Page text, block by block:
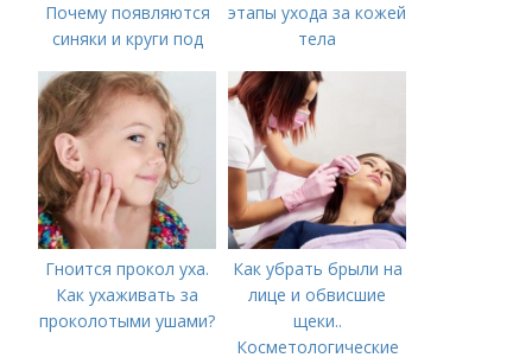
Почему появляются
синяки и круги под
этапы ухода за кожей
тела
Гноится прокол уха.
Как ухаживать за
проколотыми ушами?
Как убрать брыли на
лице и обвисшие
щеки..
Косметологические